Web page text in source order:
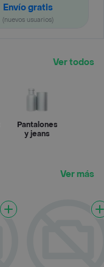
Envío gratis
(nuevos usuarios)
Ver todos
Pantalones
y jeans
Ver más